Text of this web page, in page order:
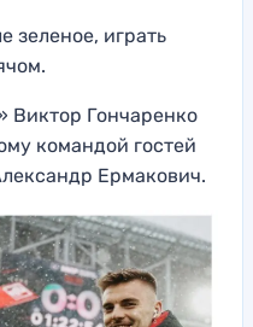
зеленое, играть
Виктор Гончаренко
командой гостей
Ермакович.